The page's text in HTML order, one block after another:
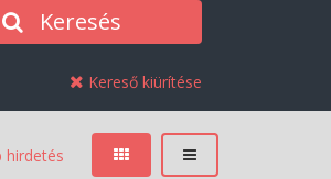
Keresés
Kereső kiürítése
hirdetés